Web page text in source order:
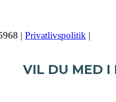
| Privatlivspolitik |
VIL DU MED I